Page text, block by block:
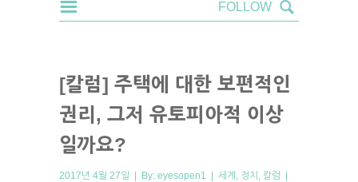
[칼럼] 주택에 대한 보편적인
권리, 그저 유토피아적 이상
일까요?
2017년 4월 27일 | By: eyesopen1 | 세계 정치 칼럼 |